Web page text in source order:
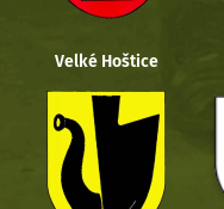
Velké Hoštice